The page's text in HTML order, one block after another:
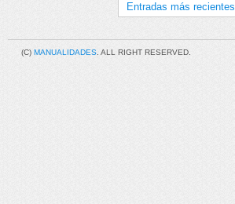
Entradas más recientes
(C) MANUALIDADES. ALL RIGHT RESERVED.